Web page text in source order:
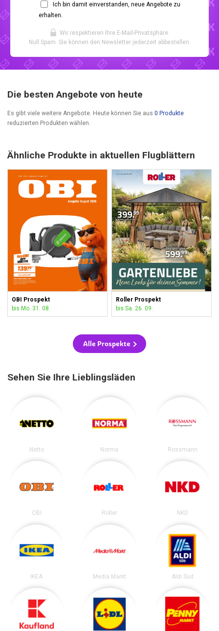
Ich bin damit einverstanden, neue Angebote zu
erhalten.
Wir respektieren Ihre E-Mail-Privatsphäre.
Null Spam. Sie können den Newsletter jederzeit abbestellen.
Die besten Angebote von heute
Es gibt viele weitere Angebote. Heute können Sie aus 0 Produkte
reduzierten Produkten wählen.
Ähnliche Produkte in aktuellen Flugblättern
OBI Prospekt
bis Mo. 31. 08.
Roller Prospekt
bis Sa. 26. 09.
Alle Prospekte
Sehen Sie Ihre Lieblingsläden
Netto Norma Rossmann
OBI Roller NKD
IKEA Media Markt Aldi Süd